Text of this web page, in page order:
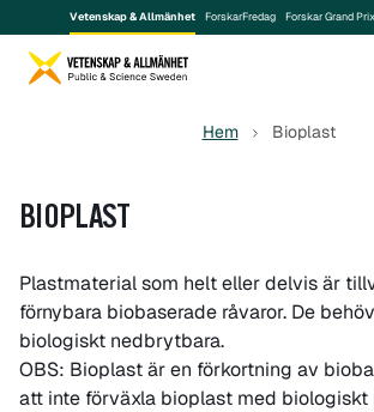
Vetenskap & Allmänhet ForskarFredag Forskar Grand Prix
Hem Bioplast
BIOPLAST
Plastmaterial som helt eller delvis är
förnybara biobaserade råvaror. De
biologiskt nedbrytbara.
OBS: Bioplast är en förkortning av
att inte förväxla bioplast med